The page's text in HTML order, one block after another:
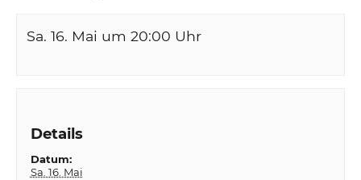
Sa. 16. Mai um 20:00 Uhr
Details
Datum:
Sa. 16. Mai